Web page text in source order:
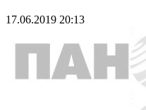
17.06.2019 20:13